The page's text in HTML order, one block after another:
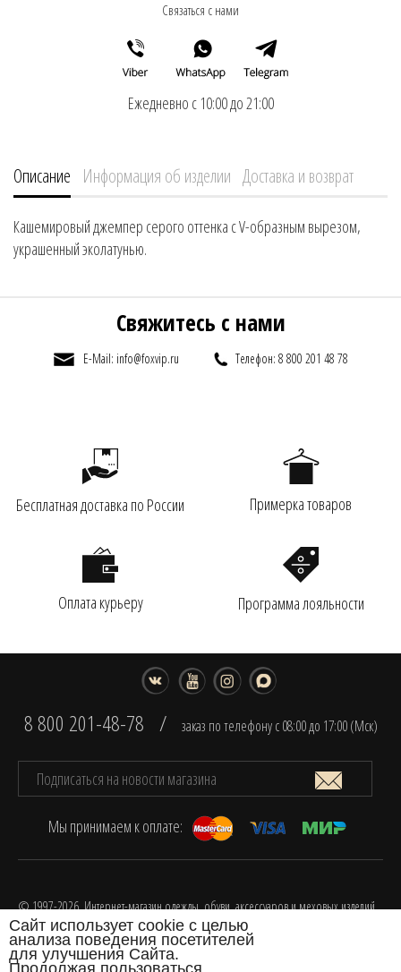
Связаться с нами
Ежедневно с 10:00 до 21:00
Описание Информация об изделии Доставка и возврат
Кашемировый джемпер серого оттенка с V-образным вырезом,
украшенный эколатунью.
Свяжитесь с нами
E-Mail: info@foxvip.ru Телефон: 8 800 201 48 78
Бесплатная доставка по России Примерка товаров
Оплата курьеру Программа лояльности
8 800 201-48-78 / заказ по телефону с 08:00 до 17:00 (Мск)
Мы принимаем к оплате:
© 1997-2026. Интернет-магазин одежды, обуви, аксессуаров и меховых изделий
FOX.
Разработка интернет-магазина одежды
Сайт использует cookie с целью
анализа поведения посетителей
для улучшения Сайта.
Продолжая пользоваться